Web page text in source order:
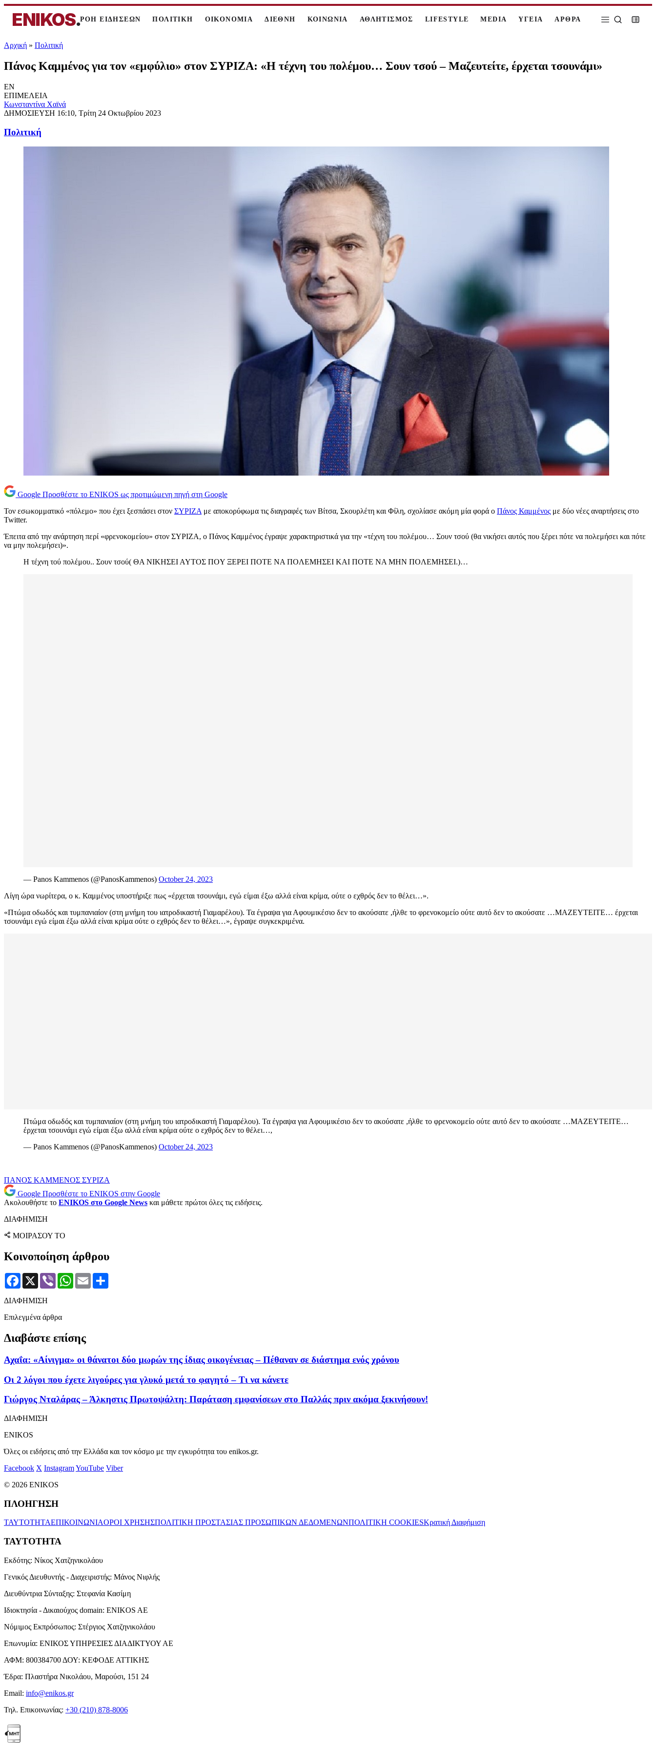
ENIKOS.ΡΟΗ ΕΙΔΗΣΕΩΝ ΠΟΛΙΤΙΚΗ ΟΙΚΟΝΟΜΙΑ ΔΙΕΘΝΗ ΚΟΙΝΩΝΙΑ ΑΘΛΗΤΙΣΜΟΣ LIFESTYLE MEDIA ΥΓΕΙΑ ΑΡΘΡΑ
Αρχική » Πολιτική
Πάνος Καμμένος για τον «εμφύλιο» στον ΣΥΡΙΖΑ: «Η τέχνη του πολέμου… Σουν τσού – Μαζευτείτε, έρχεται τσουνάμι»
EN
ΕΠΙΜΕΛΕΙΑ
Κωνσταντίνα Χαϊνά
ΔΗΜΟΣΙΕΥΣΗ 16:10, Τρίτη 24 Οκτωβρίου 2023
Πολιτική
Google Προσθέστε το ENIKOS ως προτιμώμενη πηγή στη Google
Τον εσωκομματικό «πόλεμο» που έχει ξεσπάσει στον ΣΥΡΙΖΑ με αποκορύφωμα τις διαγραφές των Βίτσα, Σκουρλέτη και Φίλη, σχολίασε ακόμη μία φορά ο Πάνος Καμμένος με δύο νέες αναρτήσεις στο
Twitter.
Έπειτα από την ανάρτηση περί «φρενοκομείου» στον ΣΥΡΙΖΑ, ο Πάνος Καμμένος έγραψε χαρακτηριστικά για την «τέχνη του πολέμου… Σουν τσού (θα νικήσει αυτός που ξέρει πότε να πολεμήσει και πότε
να μην πολεμήσει)».
Η τέχνη τού πολέμου.. Σουν τσού( ΘA NIKHΣEI AYTOΣ ΠOY ΞEPEI ΠOTE NA ΠOΛEMHΣEI KAI ΠOTE NA MHN ΠOΛEMHΣEI.)…
— Panos Kammenos (@PanosKammenos) October 24, 2023
Λίγη ώρα νωρίτερα, ο κ. Καμμένος υποστήριξε πως «έρχεται τσουνάμι, εγώ είμαι έξω αλλά είναι κρίμα, ούτε ο εχθρός δεν το θέλει…».
«Πτώμα οδωδός και τυμπανιαίον (στη μνήμη του ιατροδικαστή Γιαμαρέλου). Τα έγραψα για Αφουμικέσιο δεν το ακούσατε ,ήλθε το φρενοκομείο ούτε αυτό δεν το ακούσατε …ΜΑΖΕΥΤΕΙΤΕ… έρχεται
τσουνάμι εγώ είμαι έξω αλλά είναι κρίμα ούτε ο εχθρός δεν το θέλει…», έγραψε συγκεκριμένα.
Πτώμα οδωδός και τυμπανιαίον (στη μνήμη του ιατροδικαστή Γιαμαρέλου). Τα έγραψα για Αφουμικέσιο δεν το ακούσατε ,ήλθε το φρενοκομείο ούτε αυτό δεν το ακούσατε …ΜΑΖΕΥΤΕΙΤΕ…
έρχεται τσουνάμι εγώ είμαι έξω αλλά είναι κρίμα ούτε ο εχθρός δεν το θέλει…,
— Panos Kammenos (@PanosKammenos) October 24, 2023
ΠΑΝΟΣ ΚΑΜΜΕΝΟΣ ΣΥΡΙΖΑ
Google Προσθέστε το ENIKOS στην Google
Ακολουθήστε το ENIKOS στο Google News και μάθετε πρώτοι όλες τις ειδήσεις.
ΔΙΑΦΗΜΙΣΗ
ΜΟΙΡΑΣΟΥ ΤΟ
Κοινοποίηση άρθρου
Facebook
X Viber WhatsApp
Email
ΔΙΑΦΗΜΙΣΗ
Επιλεγμένα άρθρα
Διαβάστε επίσης
Αχαΐα: «Αίνιγμα» οι θάνατοι δύο μωρών της ίδιας οικογένειας – Πέθαναν σε διάστημα ενός χρόνου
Οι 2 λόγοι που έχετε λιγούρες για γλυκό μετά το φαγητό – Τι να κάνετε
Γιώργος Νταλάρας – Άλκηστις Πρωτοψάλτη: Παράταση εμφανίσεων στο Παλλάς πριν ακόμα ξεκινήσουν!
ΔΙΑΦΗΜΙΣΗ
ENIKOS
Όλες οι ειδήσεις από την Ελλάδα και τον κόσμο με την εγκυρότητα του enikos.gr.
Facebook X InstagramYouTube Viber
© 2026 ENIKOS
ΠΛΟΗΓΗΣΗ
ΤΑΥΤΟΤΗΤΑΕΠΙΚΟΙΝΩΝΙΑΟΡΟΙ ΧΡΗΣΗΣΠΟΛΙΤΙΚΗ ΠΡΟΣΤΑΣΙΑΣ ΠΡΟΣΩΠΙΚΩΝ ΔΕΔΟΜΕΝΩΝΠΟΛΙΤΙΚΗ COOKIESΚρατική Διαφήμιση
ΤΑΥΤΟΤΗΤΑ
Εκδότης: Νίκος Χατζηνικολάου
Γενικός Διευθυντής - Διαχειριστής: Μάνος Νιφλής
Διευθύντρια Σύνταξης: Στεφανία Κασίμη
Ιδιοκτησία - Δικαιούχος domain: ENIKOS AE
Νόμιμος Εκπρόσωπος: Στέργιος Χατζηνικολάου
Επωνυμία: ΕΝΙΚΟΣ ΥΠΗΡΕΣΙΕΣ ΔΙΑΔΙΚΤΥΟΥ ΑΕ
ΑΦΜ: 800384700 ΔΟΥ: ΚΕΦΟΔΕ ΑΤΤΙΚΗΣ
Έδρα: Πλαστήρα Νικολάου, Μαρούσι, 151 24
Email: info@enikos.gr
Τηλ. Επικοινωνίας: +30 (210) 878-8006